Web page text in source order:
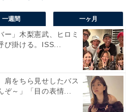
一週間 一ヶ月
ー」木梨憲武、ヒロミ
び掛ける。ISS...
肩をちら見せしたバス
ぞ～」「目の表情...